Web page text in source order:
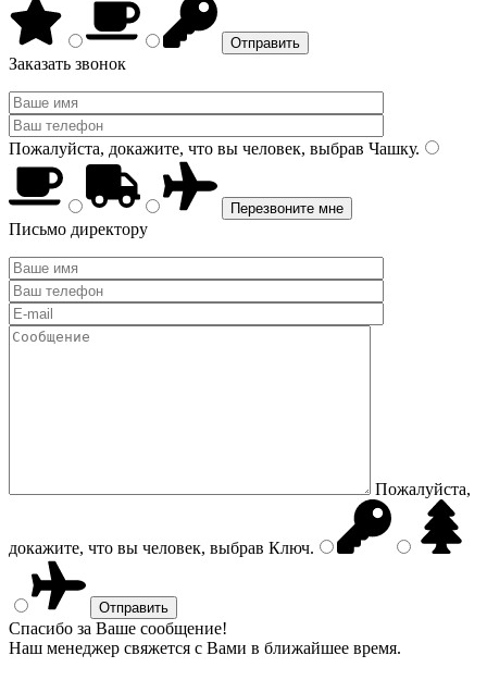
Заказать звонок
Пожалуйста, докажите, что вы человек, выбрав Чашку.
Письмо директору
Пожалуйста,
докажите, что вы человек, выбрав Ключ.
Спасибо за Ваше сообщение!
Наш менеджер свяжется с Вами в ближайшее время.